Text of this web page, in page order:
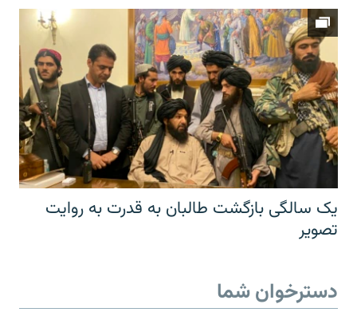
یک سالگی بازگشت طالبان به قدرت به روایت
تصویر
دسترخوان شما